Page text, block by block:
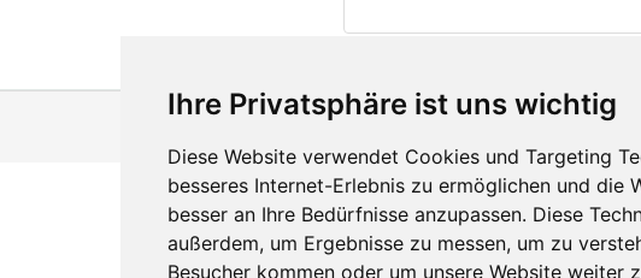
Ihre Privatsphäre ist uns wichtig
Diese Website verwendet Cookies und Targeting
besseres Internet-Erlebnis zu ermöglichen und die
besser an Ihre Bedürfnisse anzupassen. Diese
außerdem, um Ergebnisse zu messen, um zu
Besucher kommen oder um unsere Website weiter
Контакты
Оставить отзыв
Сообщить об ошибке
Facebook
Twitter
YouTube